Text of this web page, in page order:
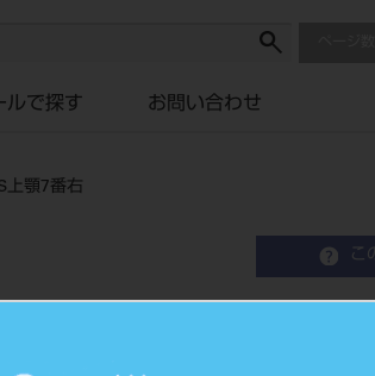
ルで探す お問い合わせ
顎7番右
こ
A08800
Orthodontic